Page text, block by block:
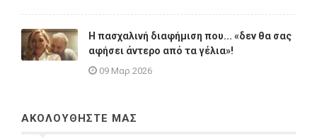
Η πασχαλινή διαφήμιση που... «δεν θα σας
αφήσει άντερο από τα γέλια»!
09 Μαρ 2026
ΑΚΟΛΟΥΘΗΣΤΕ ΜΑΣ